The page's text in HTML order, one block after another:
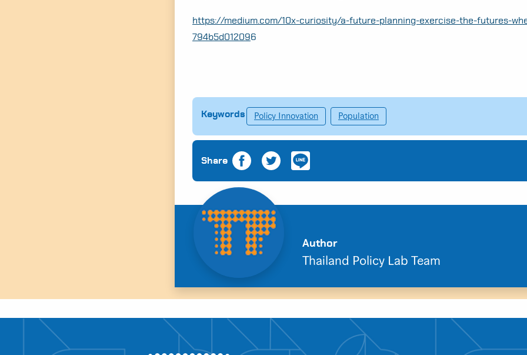
https://medium.com/10x-curiosity/a-future-planning-exercise-the-futures-
794b5d012096
Keywords Policy Innovation Population
Share
Author
Thailand Policy Lab Team